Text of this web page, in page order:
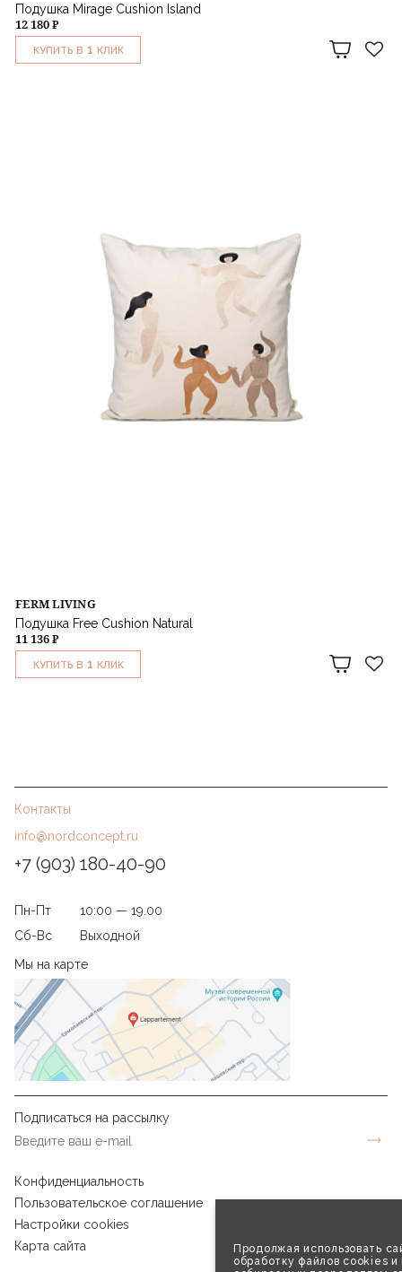
Продолжая использовать
обработку файлов cookies и
Подушка Mirage Cushion Island
12 180 ₽
КУПИТЬ В 1 КЛИК
FERM LIVING
Подушка Free Cushion Natural
11 136 ₽
КУПИТЬ В 1 КЛИК
Контакты
info@nordconcept.ru
+7 (903) 180-40-90
Пн-Пт
10:00 — 19.00
Сб-Вс
Выходной
Мы на карте
Подписаться на рассылку
Конфиденциальность
Пользовательское соглашение
Настройки cookies
Карта сайта